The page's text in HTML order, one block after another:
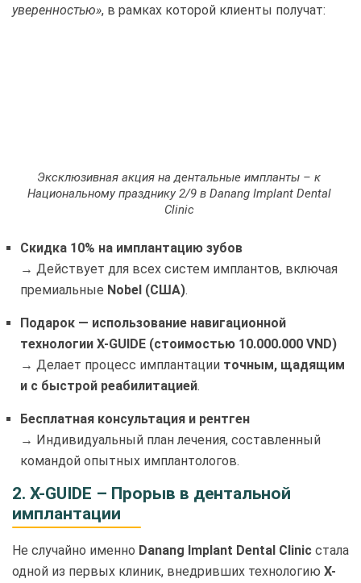
уверенностью», в рамках которой клиенты получат:
Эксклюзивная акция на дентальные импланты – к
Национальному празднику 2/9 в Danang Implant Dental
Clinic
Скидка 10% на имплантацию зубов
→ Действует для всех систем имплантов, включая
премиальные Nobel (США).
Подарок — использование навигационной
технологии X-GUIDE (стоимостью 10.000.000 VND)
→ Делает процесс имплантации точным, щадящим
и с быстрой реабилитацией.
Бесплатная консультация и рентген
→ Индивидуальный план лечения, составленный
командой опытных имплантологов.
2. X-GUIDE – Прорыв в дентальной
имплантации
Не случайно именно Danang Implant Dental Clinic стала
одной из первых клиник, внедривших технологию X-